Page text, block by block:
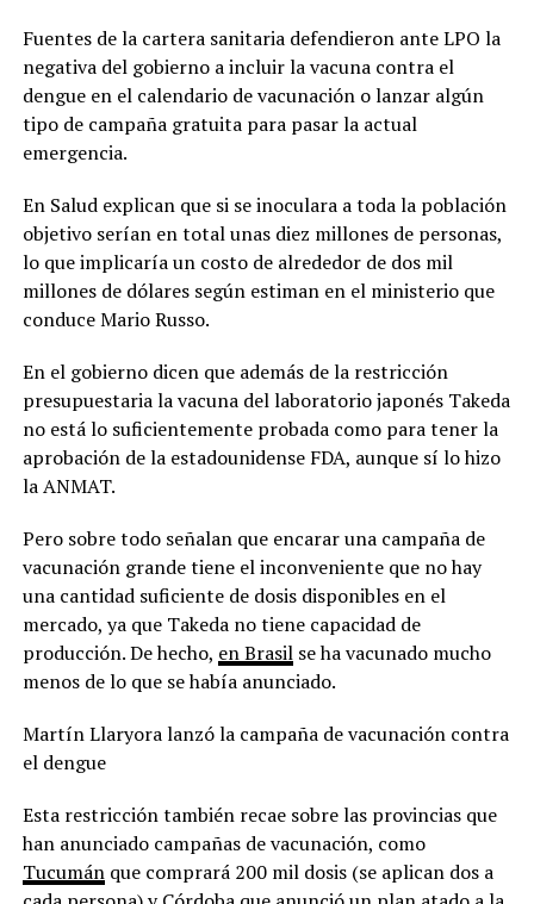
Fuentes de la cartera sanitaria defendieron ante LPO la
negativa del gobierno a incluir la vacuna contra el
dengue en el calendario de vacunación o lanzar algún
tipo de campaña gratuita para pasar la actual
emergencia.
En Salud explican que si se inoculara a toda la población
objetivo serían en total unas diez millones de personas,
lo que implicaría un costo de alrededor de dos mil
millones de dólares según estiman en el ministerio que
conduce Mario Russo.
En el gobierno dicen que además de la restricción
presupuestaria la vacuna del laboratorio japonés Takeda
no está lo suficientemente probada como para tener la
aprobación de la estadounidense FDA, aunque sí lo hizo
la ANMAT.
Pero sobre todo señalan que encarar una campaña de
vacunación grande tiene el inconveniente que no hay
una cantidad suficiente de dosis disponibles en el
mercado, ya que Takeda no tiene capacidad de
producción. De hecho, en Brasilse ha vacunado mucho
menos de lo que se había anunciado.
Martín Llaryora lanzó la campaña de vacunación contra
el dengue
Esta restricción también recae sobre las provincias que
han anunciado campañas de vacunación, como
Tucumánque comprará 200 mil dosis (se aplican dos a